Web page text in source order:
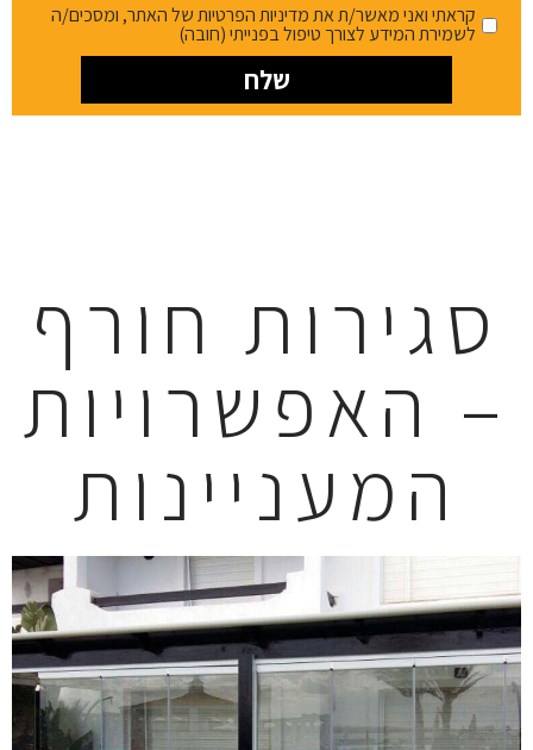
קראתי ואני מאשר/ת את מדיניות הפרטיות של האתר, ומסכים/ה
לשמירת המידע לצורך טיפול בפנייתי (חובה)
סגירות חורף
– האפשרויות
המעניינות